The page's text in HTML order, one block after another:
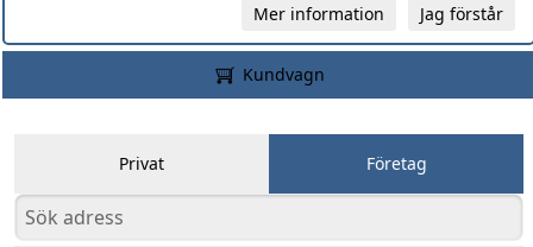
Jag förstår
Mer information
Kundvagn
Privat Företag